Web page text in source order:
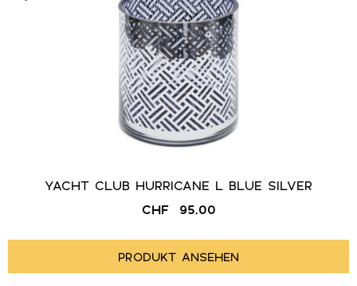
YACHT CLUB HURRICANE L BLUE SILVER
CHF
95.00
PRODUKT ANSEHEN